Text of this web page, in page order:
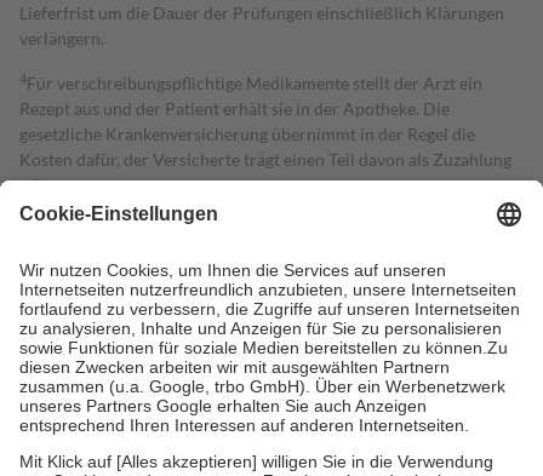
Lieferfrist um die Dauer der Prüfungen einschließlich Klärungen
verlängern.
4Für verschreibungspflichtige Medikamente stellt der Arzt ein
Rezept aus und der Patient erhält sie in der Apotheke. Die
gesetzliche Krankenversicherung übernimmt in der Regel die
Kosten dafür, der Versicherte trägt einen Teil davon als Zuzahlung
mit.
Grundsätzlich leisten Mitglieder Zuzahlungen in Höhe von zehn
höchstens zehn Euro.
Es sind jedoch nie mehr als die tatsächlichen
Kosten der Leistung zu entrichten.
Diese Regeln gelten grundsätzlich auch für Online-Apotheken.
Bei Heilmitteln und häuslicher Krankenpflege beträgt die
Zuzahlung zehn Prozent der Kosten sowie zehn Euro je
Verordnung.
Um das Engagement der Versicherten für ihre eigene Gesundheit zu
stärken und die besondere Stellung der Familie zu unterstützen,
fallenkeine Zuzahlungenan bei: